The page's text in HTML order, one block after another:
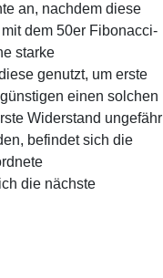
an, nachdem diese
dem 50er Fibonacci-
starke
genutzt, um erste
einen solchen
Widerstand ungefähr
befindet sich die
die nächste